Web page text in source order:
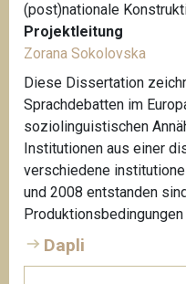
(post)nationale
Projektleitung
Zorana Sokolovska
Diese Dissertation
Sprachdebatten im
soziolinguistischen
Institutionen aus einer
verschiedene
und 2008 entstanden
Dapli